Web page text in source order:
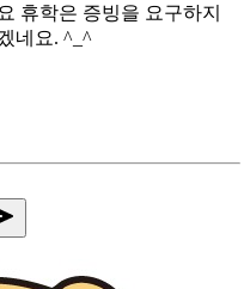
휴학은 증빙을 요구하지
네요. ^_^